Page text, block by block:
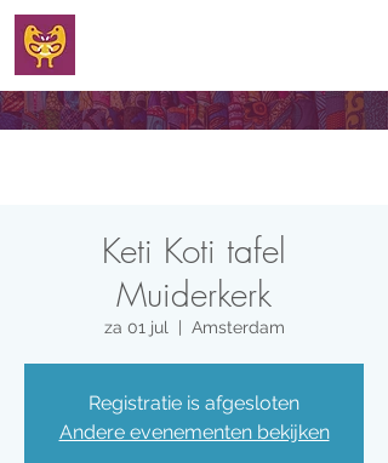
Keti Koti tafel
Muiderkerk
za 01 jul Amsterdam
Registratie is afgesloten
Andere evenementen bekijken